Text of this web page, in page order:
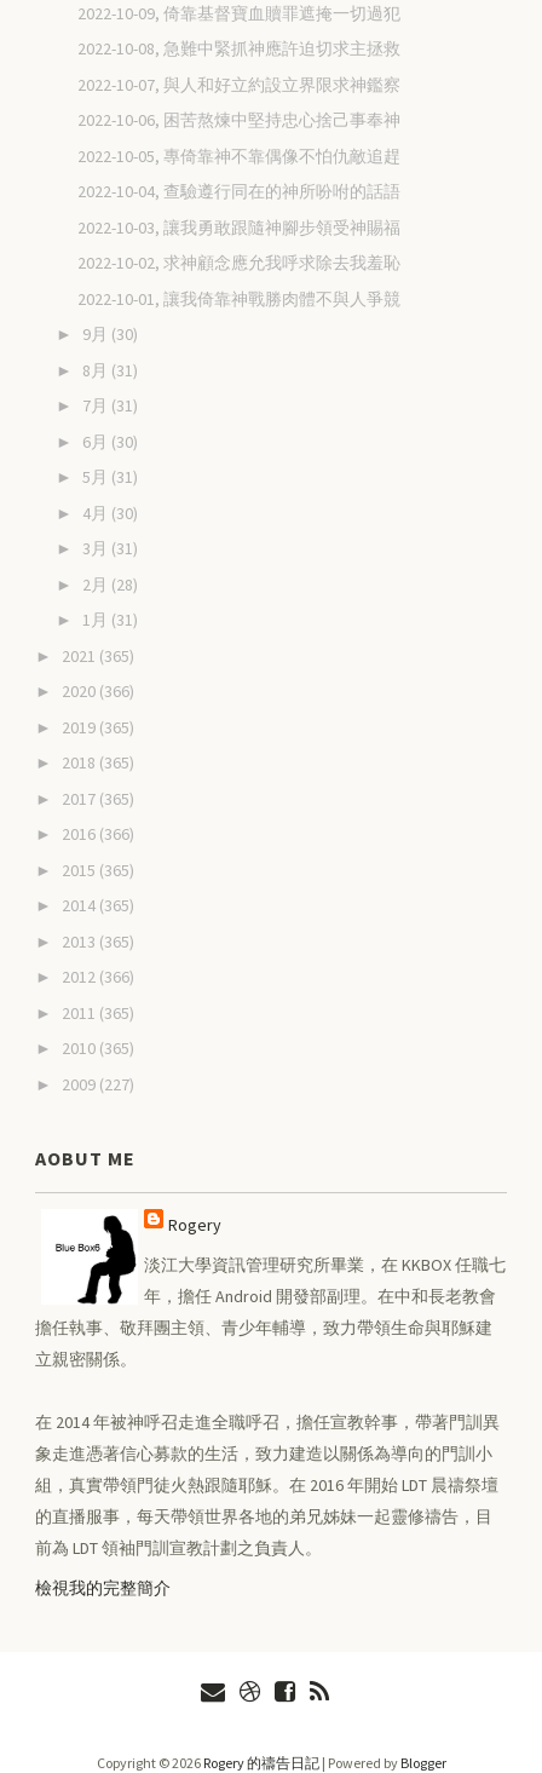
2022-10-09, 倚靠基督寶血贖罪遮掩一切過犯
2022-10-08, 急難中緊抓神應許迫切求主拯救
2022-10-07, 與人和好立約設立界限求神鑑察
2022-10-06, 困苦熬煉中堅持忠心捨己事奉神
2022-10-05, 專倚靠神不靠偶像不怕仇敵追趕
2022-10-04, 查驗遵行同在的神所吩咐的話語
2022-10-03, 讓我勇敢跟隨神腳步領受神賜福
2022-10-02, 求神顧念應允我呼求除去我羞恥
2022-10-01, 讓我倚靠神戰勝肉體不與人爭競
► 9月 (30)
► 8月 (31)
► 7月 (31)
► 6月 (30)
► 5月 (31)
► 4月 (30)
► 3月 (31)
► 2月 (28)
► 1月 (31)
► 2021 (365)
► 2020 (366)
► 2019 (365)
► 2018 (365)
► 2017 (365)
► 2016 (366)
► 2015 (365)
► 2014 (365)
► 2013 (365)
► 2012 (366)
► 2011 (365)
► 2010 (365)
► 2009 (227)
AOBUT ME
Rogery
淡江大學資訊管理研究所畢業，在 KKBOX 任職七
年，擔任 Android 開發部副理。在中和長老教會
擔任執事、敬拜團主領、青少年輔導，致力帶領生命與耶穌建
立親密關係。
在 2014 年被神呼召走進全職呼召，擔任宣教幹事，帶著門訓異
象走進憑著信心募款的生活，致力建造以關係為導向的門訓小
組，真實帶領門徒火熱跟隨耶穌。在 2016 年開始 LDT 晨禱祭壇
的直播服事，每天帶領世界各地的弟兄姊妹一起靈修禱告，目
前為 LDT 領袖門訓宣教計劃之負責人。
檢視我的完整簡介
Copyright ©2026 Rogery 的禱告日記| Powered by Blogger